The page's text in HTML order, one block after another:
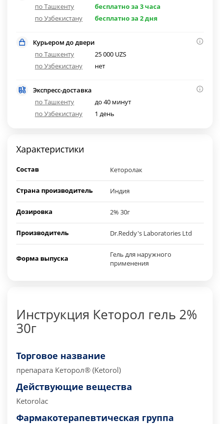
по Ташкенту
бесплатно за 3 часа
по Узбекистану
бесплатно за 2 дня
Курьером до двери
по Ташкенту
25 000 UZS
по Узбекистану
нет
Экспресс-доставка
по Ташкенту
до 40 минут
по Узбекистану
1 день
Характеристики
Состав Кеторолак
Страна производитель Индия
Дозировка 2% 30г
Производитель Dr.Reddy's Laboratories Ltd
Форма выпуска
Гель для наружного
применения
Инструкция Кеторол гель 2%
30г
Торговое название
препарата Кеторол® (Ketorol)
Действующие вещества
Ketorolac
Фармакотерапевтическая группа